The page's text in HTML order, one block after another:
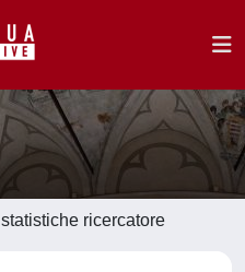
statistiche ricercatore